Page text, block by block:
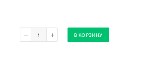
В КОРЗИНУ